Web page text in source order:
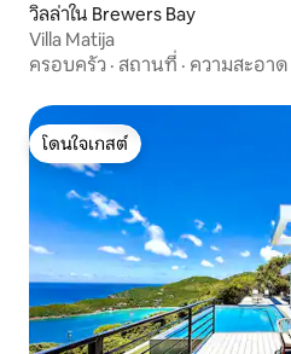
วิลล่าใน Brewers Bay
Villa Matija
ครอบครัว · สถานที่ · ความสะอาด
โดนใจเกสต์
โดนใจเกสต์